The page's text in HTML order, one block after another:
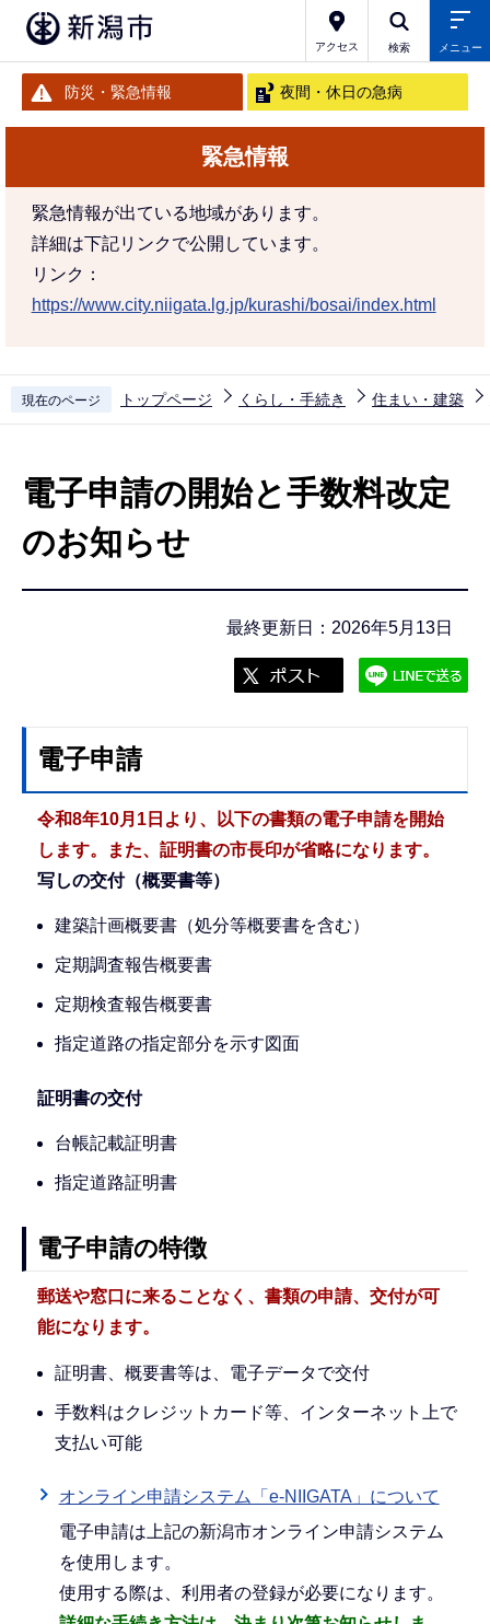
アクセス 検索 メニュー
防災・緊急情報 夜間・休日の急病
緊急情報
緊急情報が出ている地域があります。
詳細は下記リンクで公開しています。
リンク：
https://www.city.niigata.lg.jp/kurashi/bosai/index.html
現在のページ トップページ くらし・手続き 住まい・建築
電子申請の開始と手数料改定
のお知らせ
最終更新日：2026年5月13日
電子申請
令和8年10月1日より、以下の書類の電子申請を開始
します。また、証明書の市長印が省略になります。
写しの交付（概要書等）
建築計画概要書（処分等概要書を含む）
定期調査報告概要書
定期検査報告概要書
指定道路の指定部分を示す図面
証明書の交付
台帳記載証明書
指定道路証明書
電子申請の特徴
郵送や窓口に来ることなく、書類の申請、交付が可
能になります。
証明書、概要書等は、電子データで交付
手数料はクレジットカード等、インターネット上で
支払い可能
オンライン申請システム「e-NIIGATA」について
電子申請は上記の新潟市オンライン申請システム
を使用します。
使用する際は、利用者の登録が必要になります。